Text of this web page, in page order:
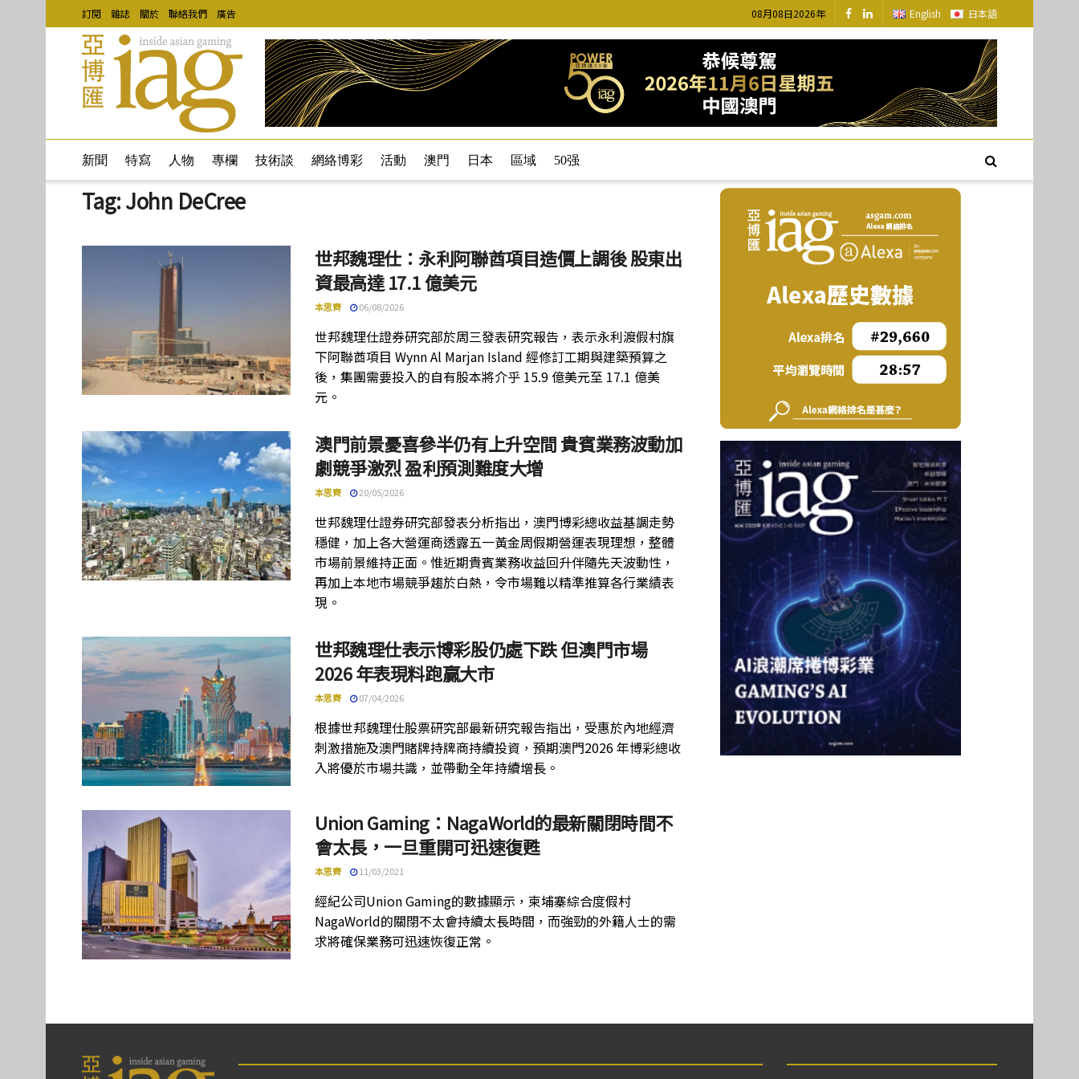
訂閱 雜誌 關於 聯絡我們 廣告 08月08日2026年 English 日本語
新聞 特寫 人物 專欄 技術談 網絡博彩 活動 澳門 日本 區域 50强
Tag:John DeCree
世邦魏理仕：永利阿聯酋項目造價上調後 股東出
資最高達 17.1 億美元
本思齊 06/08/2026
世邦魏理仕證券研究部於周三發表研究報告，表示永利渡假村旗
下阿聯酋項目 Wynn Al Marjan Island 經修訂工期與建築預算之
後，集團需要投入的自有股本將介乎 15.9 億美元至 17.1 億美
元。
澳門前景憂喜參半仍有上升空間 貴賓業務波動加
劇競爭激烈 盈利預測難度大增
本思齊 20/05/2026
世邦魏理仕證券研究部發表分析指出，澳門博彩總收益基調走勢
穩健，加上各大營運商透露五一黃金周假期營運表現理想，整體
市場前景維持正面。惟近期貴賓業務收益回升伴隨先天波動性，
再加上本地市場競爭趨於白熱，令市場難以精準推算各行業績表
現。
世邦魏理仕表示博彩股仍處下跌 但澳門市場
2026 年表現料跑贏大市
本思齊 07/04/2026
根據世邦魏理仕股票研究部最新研究報告指出，受惠於內地經濟
刺激措施及澳門賭牌持牌商持續投資，預期澳門2026 年博彩總收
入將優於市場共識，並帶動全年持續增長。
Union Gaming：NagaWorld的最新關閉時間不
會太長，一旦重開可迅速復甦
本思齊 11/03/2021
經紀公司Union Gaming的數據顯示，柬埔寨綜合度假村
NagaWorld的關閉不太會持續太長時間，而強勁的外籍人士的需
求將確保業務可迅速恢復正常。